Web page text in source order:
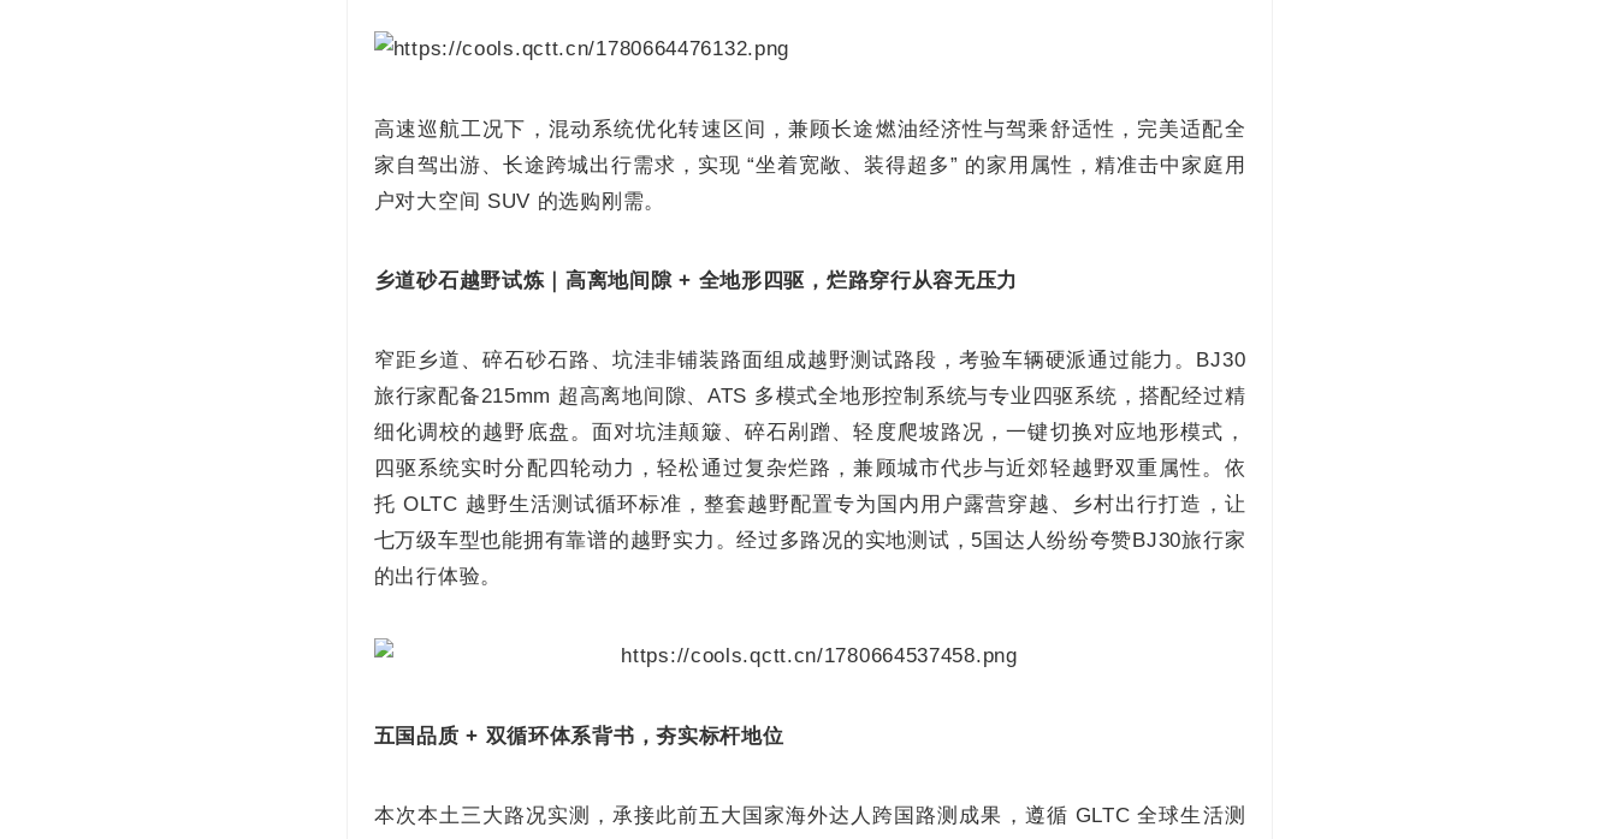
高速巡航工况下，混动系统优化转速区间，兼顾长途燃油经济性与驾乘舒适性，完美适配全
家自驾出游、长途跨城出行需求，实现 “坐着宽敞、装得超多” 的家用属性，精准击中家庭用
户对大空间 SUV 的选购刚需。
乡道砂石越野试炼｜高离地间隙 + 全地形四驱，烂路穿行从容无压力
窄距乡道、碎石砂石路、坑洼非铺装路面组成越野测试路段，考验车辆硬派通过能力。BJ30
旅行家配备215mm 超高离地间隙、ATS 多模式全地形控制系统与专业四驱系统，搭配经过精
细化调校的越野底盘。面对坑洼颠簸、碎石剐蹭、轻度爬坡路况，一键切换对应地形模式，
四驱系统实时分配四轮动力，轻松通过复杂烂路，兼顾城市代步与近郊轻越野双重属性。依
托 OLTC 越野生活测试循环标准，整套越野配置专为国内用户露营穿越、乡村出行打造，让
七万级车型也能拥有靠谱的越野实力。经过多路况的实地测试，5国达人纷纷夸赞BJ30旅行家
的出行体验。
五国品质 + 双循环体系背书，夯实标杆地位
本次本土三大路况实测，承接此前五大国家海外达人跨国路测成果，遵循 GLTC 全球生活测